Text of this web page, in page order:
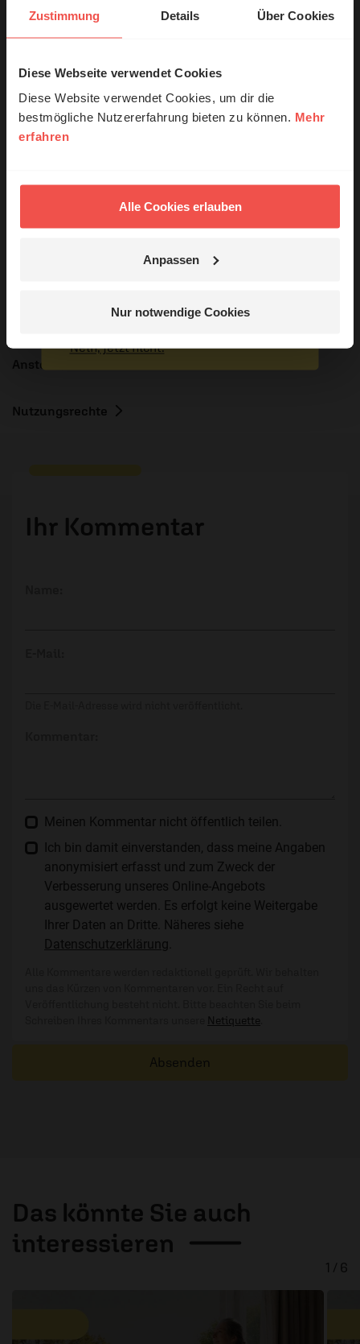
Zustimmung Details Über Cookies
Diese Webseite verwendet Cookies
Diese Website verwendet Cookies, um dir die
bestmögliche Nutzererfahrung bieten zu können. Mehr
erfahren
Alle Cookies erlauben
Anpassen
Nur notwendige Cookies
Sie möchten noch tiefer in die Bibel eintauchen? Wir
Anstoß
Nutzungsrechte
Ihr Kommentar
Meinen Kommentar nicht öffentlich teilen.
Ich bin damit einverstanden, dass meine Angaben
anonymisiert erfasst und zum Zweck der
Verbesserung unseres Online-Angebots
ausgewertet werden. Es erfolgt keine Weitergabe
Ihrer Daten an Dritte. Näheres siehe
Datenschutzerklärung
Netiquette
Absenden
Das könnte Sie auch
interessieren
1 / 6
entdecken
Nein, jetzt nicht.
© Ruth Schneider / ERF